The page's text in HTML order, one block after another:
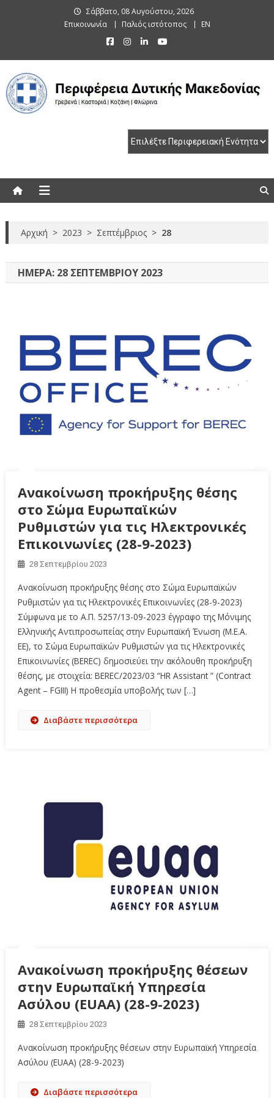
Σάββατο, 08 Αυγούστου, 2026
Επικοινωνία
Παλιός ιστότοπος EN
Αρχική > 2023 > Σεπτέμβριος > 28
ΗΜΈΡΑ: 28 ΣΕΠΤΕΜΒΡΊΟΥ 2023
Ανακοίνωση προκήρυξης θέσης
στο Σώμα Ευρωπαϊκών
Ρυθμιστών για τις Ηλεκτρονικές
Επικοινωνίες (28-9-2023)
28 Σεπτεμβρίου 2023
Ανακοίνωση προκήρυξης θέσης στο Σώμα Ευρωπαϊκών
Ρυθμιστών για τις Ηλεκτρονικές Επικοινωνίες (28-9-2023)
Σύμφωνα με το A.Π. 5257/13-09-2023 έγγραφο της Μόνιμης
Ελληνικής Αντιπροσωπείας στην Ευρωπαϊκή Ένωση (Μ.Ε.Α.
ΕΕ), το Σώμα Ευρωπαϊκών Ρυθμιστών για τις Ηλεκτρονικές
Επικοινωνίες (BEREC) δημοσιεύει την ακόλουθη προκήρυξη
θέσης, με στοιχεία: BEREC/2023/03 “HR Assistant ” (Contract
Agent – FGIIΙ) Η προθεσμία υποβολής των […]
Διαβάστε περισσότερα
Ανακοίνωση προκήρυξης θέσεων
στην Ευρωπαϊκή Υπηρεσία
Ασύλου (EUAA) (28-9-2023)
28 Σεπτεμβρίου 2023
Ανακοίνωση προκήρυξης θέσεων στην Ευρωπαϊκή Υπηρεσία
Ασύλου (EUAA) (28-9-2023)
Διαβάστε περισσότερα